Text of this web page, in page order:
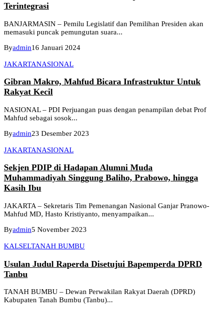
Terintegrasi
BANJARMASIN – Pemilu Legislatif dan Pemilihan Presiden akan
memasuki puncak pemungutan suara...
Byadmin16 Januari 2024
JAKARTANASIONAL
Gibran Makro, Mahfud Bicara Infrastruktur Untuk
Rakyat Kecil
NASIONAL – PDI Perjuangan puas dengan penampilan debat Prof
Mahfud sebagai sosok...
Byadmin23 Desember 2023
JAKARTANASIONAL
Sekjen PDIP di Hadapan Alumni Muda
Muhammadiyah Singgung Baliho, Prabowo, hingga
Kasih Ibu
JAKARTA – Sekretaris Tim Pemenangan Nasional Ganjar Pranowo-
Mahfud MD, Hasto Kristiyanto, menyampaikan...
Byadmin5 November 2023
KALSELTANAH BUMBU
Usulan Judul Raperda Disetujui Bapemperda DPRD
Tanbu
TANAH BUMBU – Dewan Perwakilan Rakyat Daerah (DPRD)
Kabupaten Tanah Bumbu (Tanbu)...